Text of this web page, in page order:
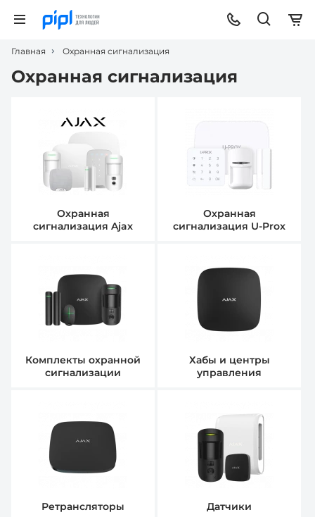
Главная Охранная сигнализация
Охранная сигнализация
Охранная
сигнализация Ajax
Охранная
сигнализация U-Prox
Комплекты охранной
сигнализации
Хабы и центры
управления
Ретрансляторы Датчики